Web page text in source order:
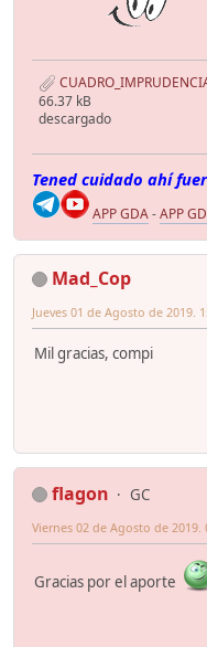
66.37 kB
descargado
Tened cuidado ahí
APP GDA-APP
Mad_Cop
Jueves 01 de Agosto de 2019.
Mil gracias, compi
flagon
GC
Viernes 02 de Agosto de 2019.
Gracias por el aporte